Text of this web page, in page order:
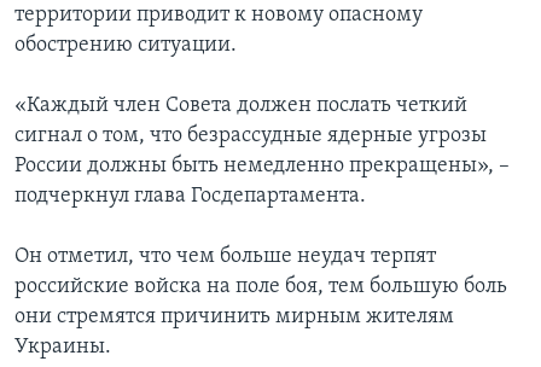
территории приводит к новому опасному
обострению ситуации.
«Каждый член Совета должен послать четкий
сигнал о том, что безрассудные ядерные угрозы
России должны быть немедленно прекращены», –
подчеркнул глава Госдепартамента.
Он отметил, что чем больше неудач терпят
российские войска на поле боя, тем большую боль
они стремятся причинить мирным жителям
Украины.